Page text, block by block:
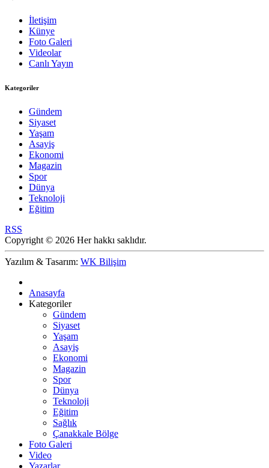
İletişim
Künye
Foto Galeri
Videolar
Canlı Yayın
Kategoriler
Gündem
Siyaset
Yaşam
Asayiş
Ekonomi
Magazin
Spor
Dünya
Teknoloji
Eğitim
RSS
Copyright © 2026 Her hakkı saklıdır.
Yazılım & Tasarım: WK Bilişim
Anasayfa
Kategoriler
Gündem
Siyaset
Yaşam
Asayiş
Ekonomi
Magazin
Spor
Dünya
Teknoloji
Eğitim
Sağlık
Çanakkale Bölge
Foto Galeri
Video
Yazarlar